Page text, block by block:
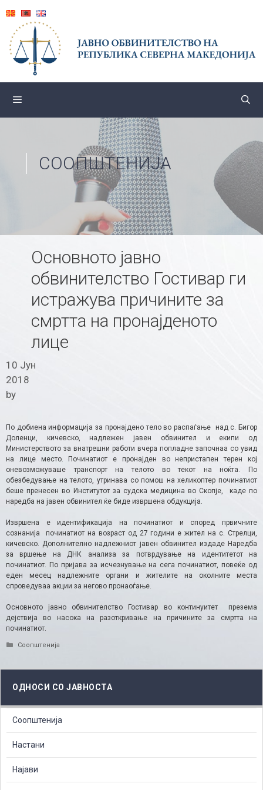
content
СООПШТЕНИЈА
Основното јавно
обвинителство Гостивар ги
истражува причините за
смртта на пронајденото
лице
10 Јун
2018
by
По добиена информација за пронајдено тело во распаѓање над с. Бигор
Доленци, кичевско, надлежен јавен обвинител и екипи од
Министерството за внатрешни работи вчера попладне започнаа со увид
на лице место. Починатиот е пронајден во непристапен терен кој
оневозможуваше транспорт на телото во текот на ноќта. По
обезбедување на телото, утринава со помош на хеликоптер починатиот
беше пренесен во Институтот за судска медицина во Скопје, каде по
наредба на јавен обвинител ќе биде извршена обдукција.
Извршена е идентификација на починатиот и според првичните
сознанија починатиот на возраст од 27 години е жител на с. Стрелци,
кичевско. Дополнително надлежниот јавен обвинител издаде Наредба
за вршење на ДНК анализа за потврдување на идентитетот на
починатиот. По пријава за исчезнување на сега починатиот, повеќе од
еден месец надлежните органи и жителите на околните места
спроведуваа акции за негово пронаоѓање.
Основното јавно обвинителство Гостивар во континуитет презема
дејствија во насока на разоткривање на причините за смртта на
починатиот.
Categories
Соопштенија
ОДНОСИ СО ЈАВНОСТА
Соопштенија
Настани
Најави